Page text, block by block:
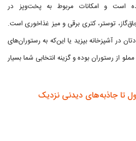
است و امکانات مربوط به پخت‌وپز در
توستر، کتری برقی و میز غذاخوری است.
در آشپزخانه بپزید یا این‌که به رستوران‌های
از رستوران بوده و گزینه انتخابی شما بسیار
تا جاذبه‌های دیدنی نزدیک